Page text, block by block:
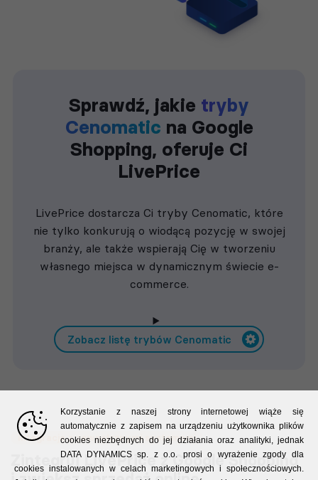
Sprawdź, jakie tryby
Cenomatic na Google
Shopping, oferuje Ci
LivePrice
LivePrice dostarcza Ci tryby Cenomatic, które
nie tylko konkurują o wiodącą pozycję w swojej
branży, ale także wspierają Cię w tworzeniu
własnego miejsca w dynamicznym świecie e-
commerce.
Zobacz listę trybów Cenomatic
Integracja z zewnętrznymi systemami
Zintegruj LivePrice z Google Shopping
Korzystanie z naszej strony internetowej wiąże się
automatycznie z zapisem na urządzeniu użytkownika plików
cookies niezbędnych do jej działania oraz analityki, jednak
DATA DYNAMICS sp. z o.o. prosi o wyrażenie zgody dla
cookies instalowanych w celach marketingowych i społecznościowych.